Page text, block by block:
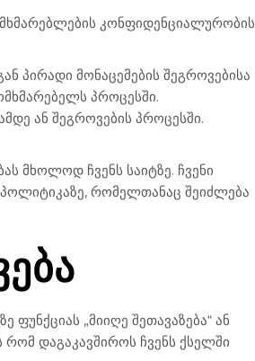
კონფიდენციალურობის
პირადი მონაცემების შეგროვებისა
პროცესში.
ან შეგროვების პროცესში.
მხოლოდ ჩვენს საიტზე. ჩვენი
რომელთანაც შეიძლება
„მიიღე შეთავაზება“ ან
რომ დაგაკავშიროს ჩვენს ქსელში